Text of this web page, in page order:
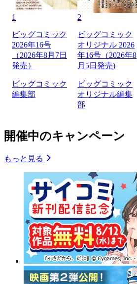
1
ビッグコミック
2026年16号
（2026年8月7日
発売）
ビッグコミック
編集部
2
ビッグコミック
オリジナル 2026
年16号（2026年8
月5日発売)
ビッグコミック
オリジナル編集
部
開催中のキャンペーン
もっと見る